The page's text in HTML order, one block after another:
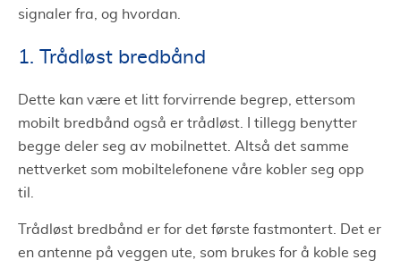
signaler fra, og hvordan.
1. Trådløst bredbånd
Dette kan være et litt forvirrende begrep, ettersom
mobilt bredbånd også er trådløst. I tillegg benytter
begge deler seg av mobilnettet. Altså det samme
nettverket som mobiltelefonene våre kobler seg opp
til.
Trådløst bredbånd er for det første fastmontert. Det er
en antenne på veggen ute, som brukes for å koble seg